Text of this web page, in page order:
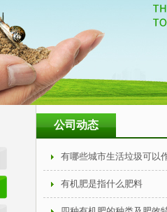
公司动态
有哪些城市生活垃圾可以
有机肥是指什么肥料